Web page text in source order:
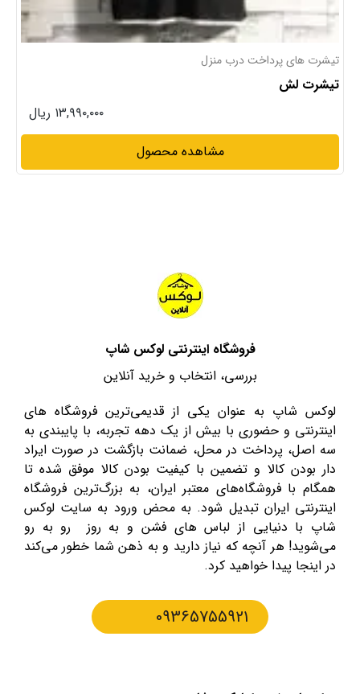
تیشرت های پرداخت درب منزل
تیشرت لش
۱۳,۹۹۰,۰۰۰ ریال
مشاهده محصول
فروشگاه اینترنتی لوکس شاپ
بررسی، انتخاب و خرید آنلاین
لوکس شاپ به عنوان یکی از قدیمی‌ترین فروشگاه های
اینترنتی و حضوری با بیش از یک دهه تجربه، با پایبندی به
سه اصل، پرداخت در محل، ضمانت بازگشت در صورت ایراد
دار بودن کالا و تضمین با کیفیت بودن کالا موفق شده تا
همگام با فروشگاه‌های معتبر ایران، به بزرگ‌ترین فروشگاه
اینترنتی ایران تبدیل شود. به محض ورود به سایت لوکس
شاپ با دنیایی از لباس های فشن و به روز رو به رو
می‌شوید! هر آنچه که نیاز دارید و به ذهن شما خطور می‌کند
در اینجا پیدا خواهید کرد.
09365755921